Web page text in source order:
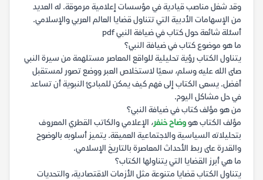
وقد شغل مناصب قيادية في مؤسسات إعلامية مرموقة. له العديد
من الإسهامات الأدبية التي تتناول قضايا العالم العربي والإسلامي.
أسئلة شائعة حول كتاب في ضيافة النبي pdf
ما هو موضوع كتاب في ضيافة النبي؟
يتناول الكتاب رؤية تحليلية للواقع المعاصر مستلهمة من سيرة النبي
صلى الله عليه وسلم، سعيًا لاستخلاص العبر ووضع تصور لمستقبل
أفضل. يسعى الكتاب إلى فهم كيف يمكن للمبادئ النبوية أن تساعد
في حل مشاكل اليوم.
من هو مؤلف كتاب في ضيافة النبي؟
مؤلف الكتاب هووضاح خنفر، الإعلامي والكاتب القطري المعروف
بتحليلاته السياسية والاجتماعية العميقة. يتميز أسلوبه بالوضوح
والقدرة على ربط الأحداث المعاصرة بالتاريخ الإسلامي.
ما هي أبرز القضايا التي يتناولها الكتاب؟
يتناول الكتاب قضايا متنوعة مثل الأزمات الاقتصادية، والتحديات